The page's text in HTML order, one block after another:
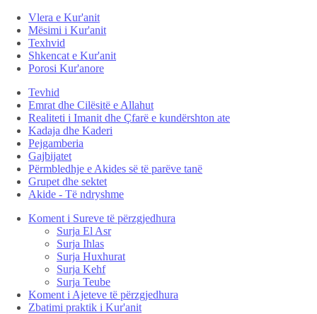
Vlera e Kur'anit
Mësimi i Kur'anit
Texhvid
Shkencat e Kur'anit
Porosi Kur'anore
Tevhid
Emrat dhe Cilësitë e Allahut
Realiteti i Imanit dhe Çfarë e kundërshton ate
Kadaja dhe Kaderi
Pejgamberia
Gajbijatet
Përmbledhje e Akides së të parëve tanë
Grupet dhe sektet
Akide - Të ndryshme
Koment i Sureve të përzgjedhura
Surja El Asr
Surja Ihlas
Surja Huxhurat
Surja Kehf
Surja Teube
Koment i Ajeteve të përzgjedhura
Zbatimi praktik i Kur'anit